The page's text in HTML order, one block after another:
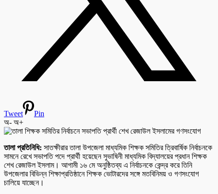
Tweet
Pin
অ- অ+
তালা প্রতিনিধি: সাতক্ষীরার তালা উপজেলা মাধ্যমিক শিক্ষক সমিতির ত্রিবার্ষিক নির্বাচনকে
সামনে রেখে সভাপতি পদে প্রার্থী হয়েছেন সুভাষিনী মাধ্যমিক বিদ্যালয়ের প্রধান শিক্ষক
শেখ রেজাউল ইসলাম। আগামী ১৬ মে অনুষ্ঠিতব্য এ নির্বাচনকে কেন্দ্র করে তিনি
উপজেলার বিভিন্ন শিক্ষাপ্রতিষ্ঠানে শিক্ষক ভোটারদের সঙ্গে মতবিনিময় ও গণসংযোগ
চালিয়ে যাচ্ছেন।